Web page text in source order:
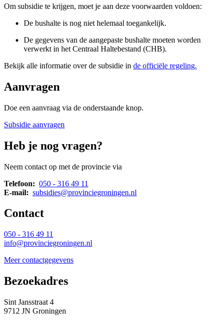
Om subsidie te krijgen, moet je aan deze voorwaarden voldoen:
De bushalte is nog niet helemaal toegankelijk.
De gegevens van de aangepaste bushalte moeten worden
verwerkt in het Centraal Haltebestand (CHB).
Bekijk alle informatie over de subsidie in de officiële regeling.
Aanvragen
Doe een aanvraag via de onderstaande knop.
Subsidie aanvragen
Heb je nog vragen?
Neem contact op met de provincie via
Telefoon: 050 - 316 49 11
E-mail: subsidies@provinciegroningen.nl
Contact
050 - 316 49 11
info@provinciegroningen.nl
Meer contactgegevens
Bezoekadres
Sint Jansstraat 4
9712 JN Groningen